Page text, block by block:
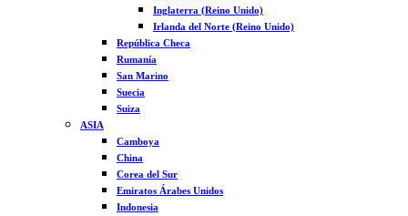
Inglaterra (Reino Unido)
Irlanda del Norte (Reino Unido)
República Checa
Rumanía
San Marino
Suecia
Suiza
ASIA
Camboya
China
Corea del Sur
Emiratos Árabes Unidos
Indonesia